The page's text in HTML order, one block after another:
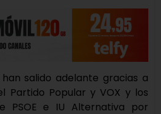
salido adelante gracias a
Partido Popular y VOX y los
PSOE e IU Alternativa por